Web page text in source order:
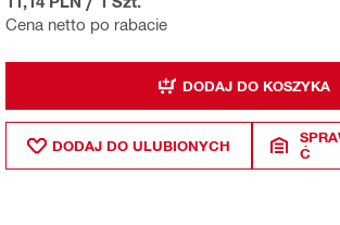
Cena netto po rabacie
DODAJ DO KOSZYKA
DODAJ DO ULUBIONYCH
Ć